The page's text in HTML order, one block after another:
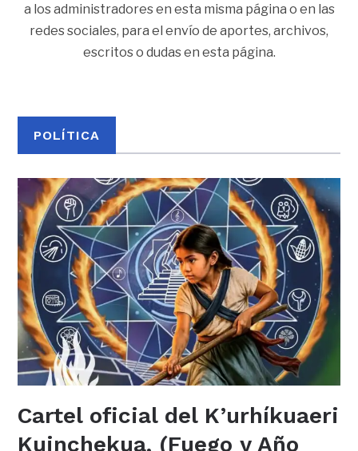
a los administradores en esta misma página o en las
redes sociales, para el envío de aportes, archivos,
escritos o dudas en esta página.
POLÍTICA
Cartel oficial del K’urhíkuaeri
Kuinchekua, (Fuego y Año